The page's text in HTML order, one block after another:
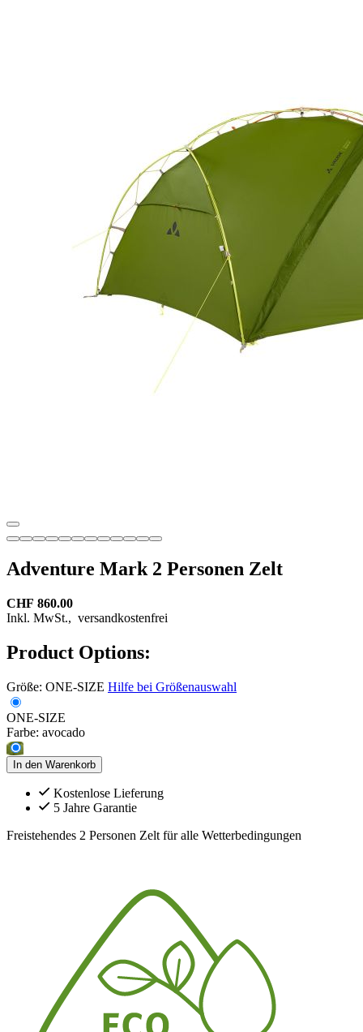
Adventure Mark 2 Personen Zelt
CHF 860.00
Inkl. MwSt., versandkostenfrei
Product Options:
Größe: ONE-SIZE Hilfe bei Größenauswahl
ONE-SIZE
Farbe: avocado
In den Warenkorb
Kostenlose Lieferung
5 Jahre Garantie
Freistehendes 2 Personen Zelt für alle Wetterbedingungen